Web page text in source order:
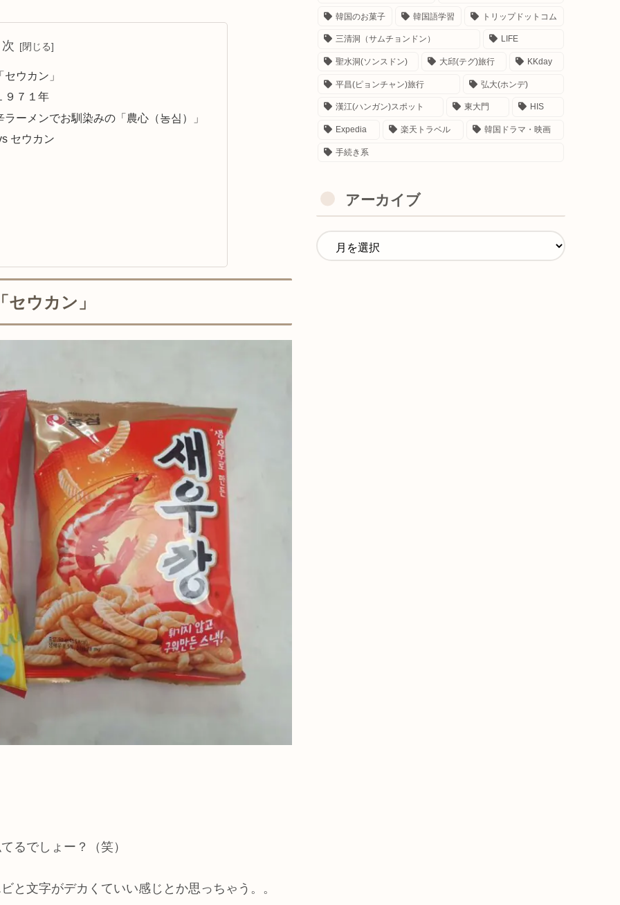
ウカン」
９７１年
ーメンでお馴染みの「農心（농심）」
セウカン
ウカン」
るでしょー？（笑）
と文字がデカくていい感じとか思っちゃう。。
韓国のお菓子 韓国語学習 トリップドットコム
三清洞（サムチョンドン） LIFE
聖水洞(ソンスドン) 大邱(テグ)旅行 KKday
平昌(ピョンチャン)旅行 弘大(ホンデ)
漢江(ハンガン)スポット 東大門 HIS
Expedia 楽天トラベル 韓国ドラマ・映画
手続き系
アーカイブ